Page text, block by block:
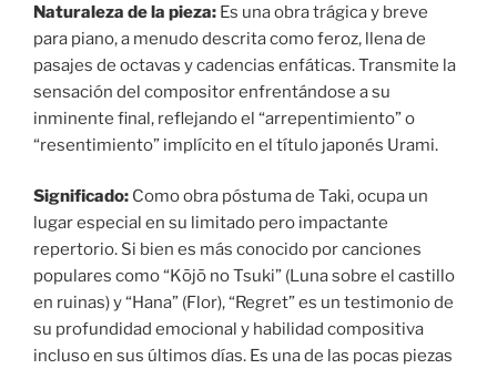
Naturaleza de la pieza: Es una obra trágica y breve
para piano, a menudo descrita como feroz, llena de
pasajes de octavas y cadencias enfáticas. Transmite la
sensación del compositor enfrentándose a su
inminente final, reflejando el “arrepentimiento” o
“resentimiento” implícito en el título japonés Urami.
Significado: Como obra póstuma de Taki, ocupa un
lugar especial en su limitado pero impactante
repertorio. Si bien es más conocido por canciones
populares como “Kōjō no Tsuki” (Luna sobre el castillo
en ruinas) y “Hana” (Flor), “Regret” es un testimonio de
su profundidad emocional y habilidad compositiva
incluso en sus últimos días. Es una de las pocas piezas